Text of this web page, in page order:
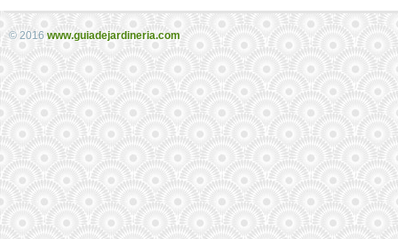
© 2016www.guiadejardineria.com